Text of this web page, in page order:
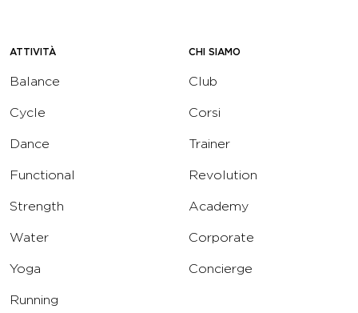
ATTIVITÀ
Balance
Cycle
Dance
Functional
Strength
Water
Yoga
Running
CHI SIAMO
Club
Corsi
Trainer
Revolution
Academy
Corporate
Concierge